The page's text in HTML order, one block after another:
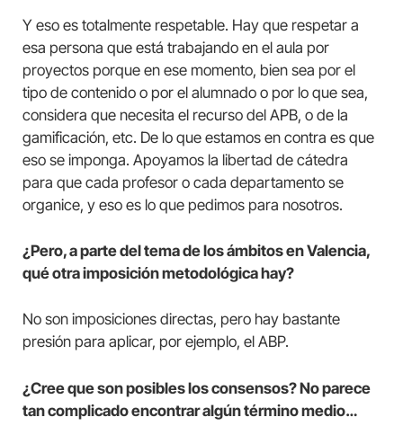
Y eso es totalmente respetable. Hay que respetar a
esa persona que está trabajando en el aula por
proyectos porque en ese momento, bien sea por el
tipo de contenido o por el alumnado o por lo que sea,
considera que necesita el recurso del APB, o de la
gamificación, etc. De lo que estamos en contra es que
eso se imponga. Apoyamos la libertad de cátedra
para que cada profesor o cada departamento se
organice, y eso es lo que pedimos para nosotros.
¿Pero, a parte del tema de los ámbitos en Valencia,
qué otra imposición metodológica hay?
No son imposiciones directas, pero hay bastante
presión para aplicar, por ejemplo, el ABP.
¿Cree que son posibles los consensos? No parece
tan complicado encontrar algún término medio…